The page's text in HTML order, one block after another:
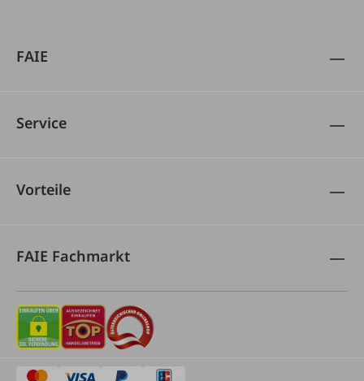
FAIE
Service
Vorteile
FAIE Fachmarkt